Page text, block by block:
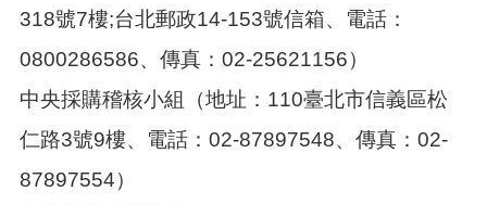
318號7樓;台北郵政14-153號信箱、電話：
0800286586、傳真：02-25621156）
中央採購稽核小組（地址：110臺北市信義區松
仁路3號9樓、電話：02-87897548、傳真：02-
87897554）